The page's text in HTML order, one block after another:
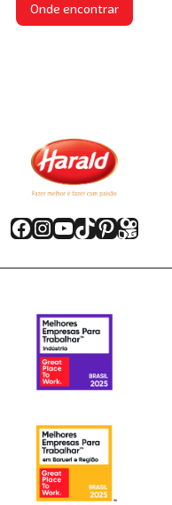
Onde encontrar
Facebook
Instagram
Youtube
TikTok
Pinterest
Kwai